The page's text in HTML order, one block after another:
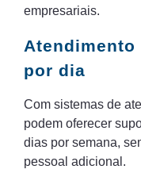
empresariais.
Atendimento
por dia
Com sistemas de
podem oferecer
dias por semana,
pessoal adicional.